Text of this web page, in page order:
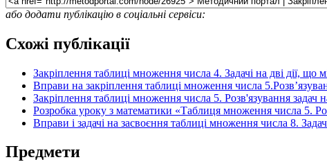
або додати публікацію в соціальні сервіси:
Схожі публікації
Закріплення таблиці множення числа 4. Задачі на дві дії, що
Вправи на закріплення таблиці множення числа
Закріплення таблиці множення числа 5. Розв'язування задач
Розробка уроку з математики «Таблиця множення числа 5.
Вправи і задачі на засвоєння таблиці множення числа 8.
Предмети